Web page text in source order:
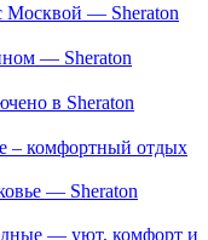
Москвой — Sheraton
— Sheraton
в Sheraton
– комфортный отдых
— Sheraton
— уют, комфорт и